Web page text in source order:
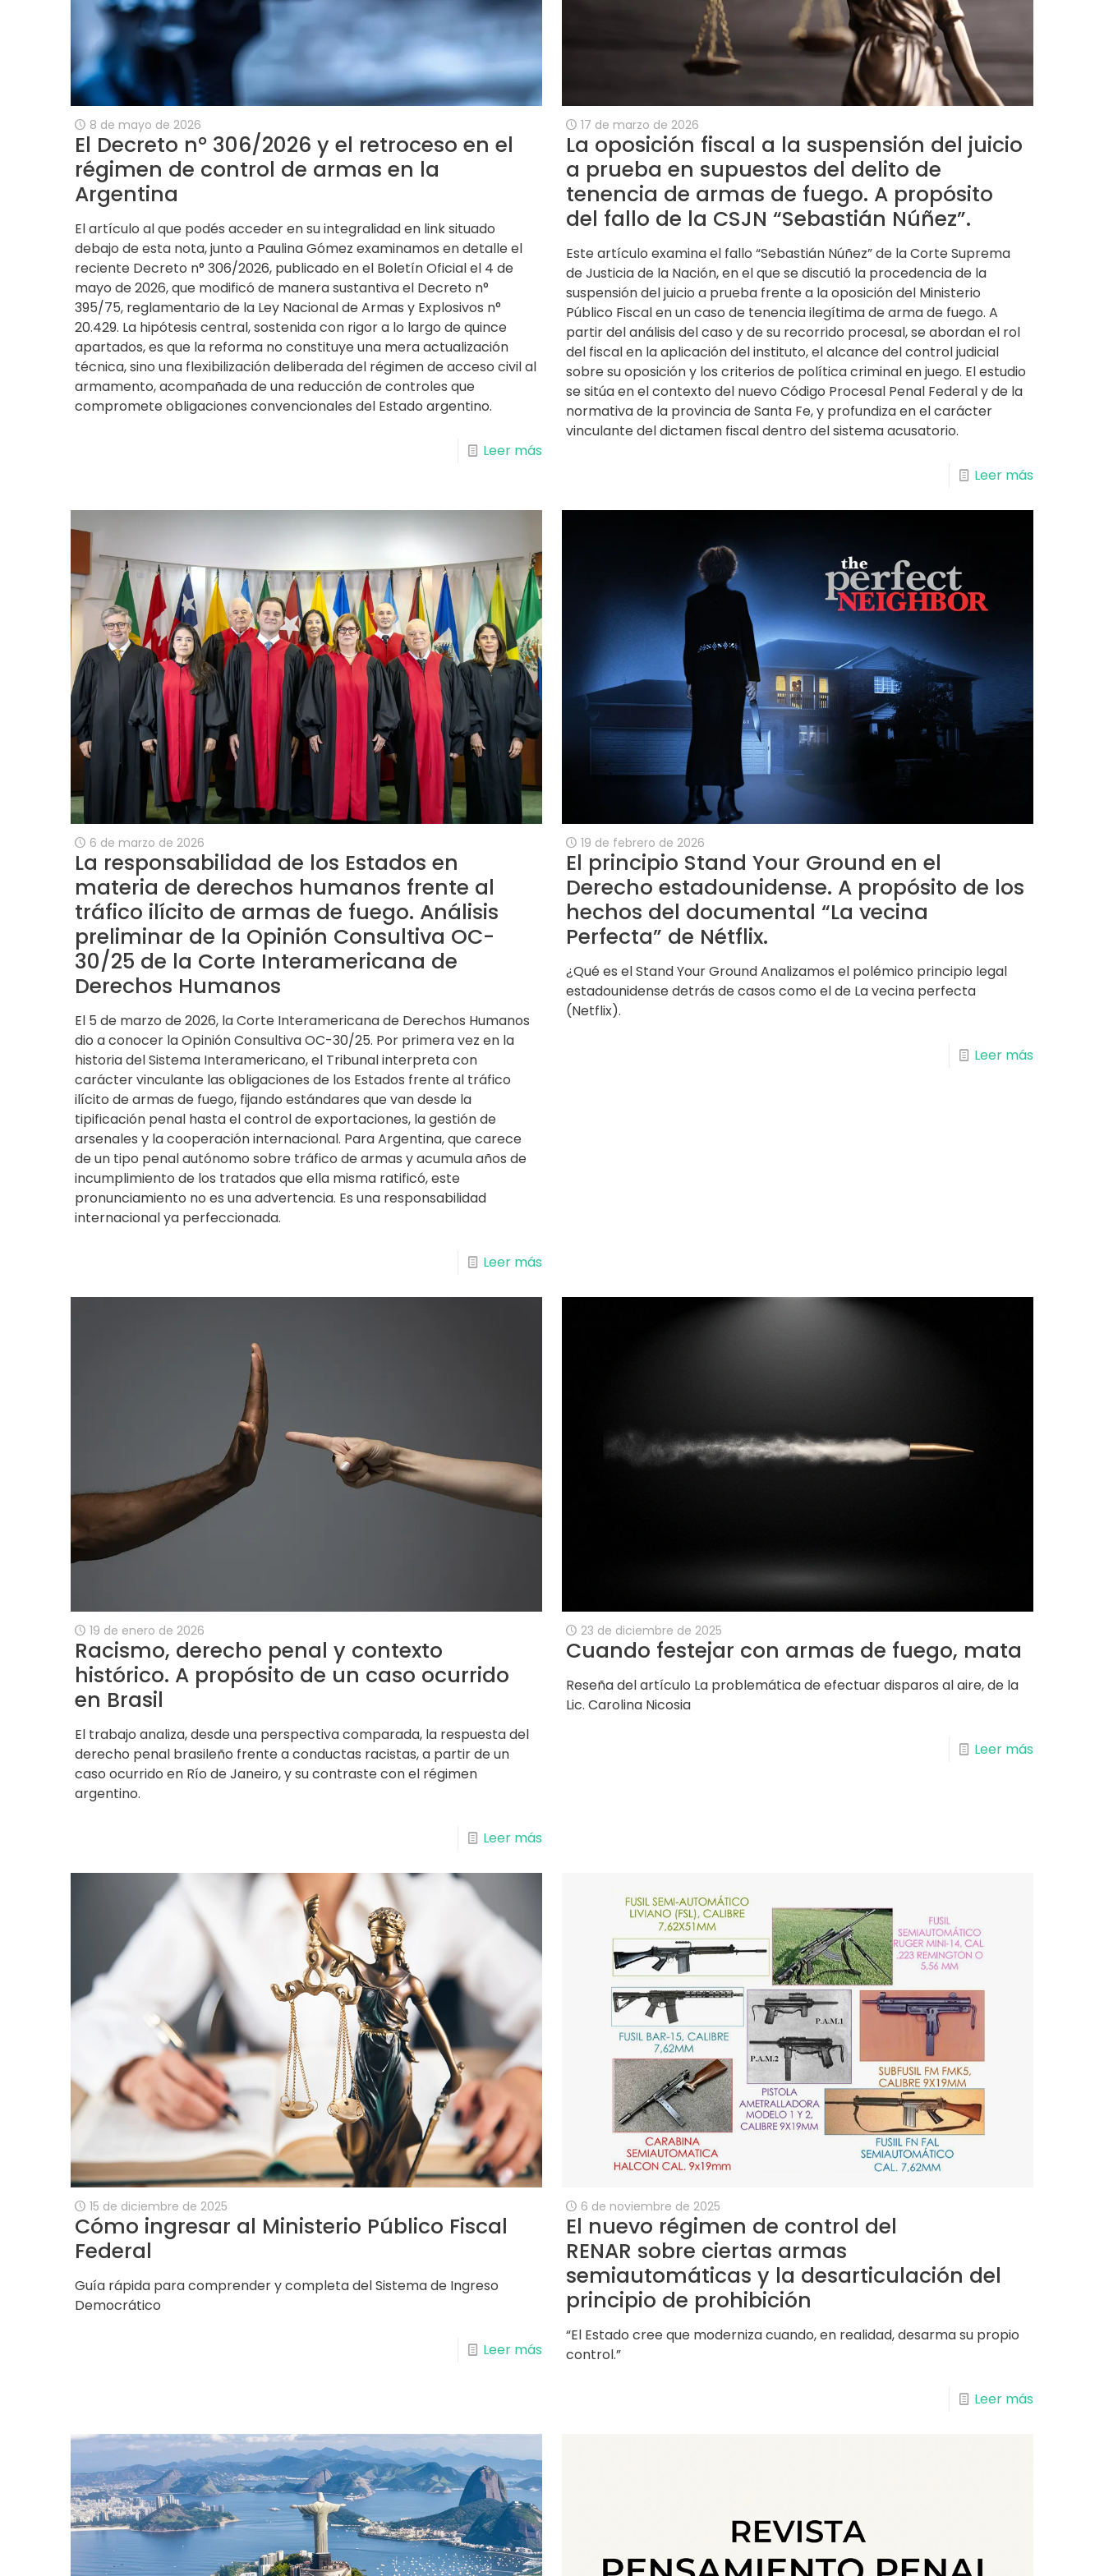
8 de mayo de 2026
El Decreto n° 306/2026 y el retroceso en el
régimen de control de armas en la
Argentina
El artículo al que podés acceder en su integralidad en link situado
debajo de esta nota, junto a Paulina Gómez examinamos en detalle el
reciente Decreto n° 306/2026, publicado en el Boletín Oficial el 4 de
mayo de 2026, que modificó de manera sustantiva el Decreto n°
395/75, reglamentario de la Ley Nacional de Armas y Explosivos n°
20.429. La hipótesis central, sostenida con rigor a lo largo de quince
apartados, es que la reforma no constituye una mera actualización
técnica, sino una flexibilización deliberada del régimen de acceso civil al
armamento, acompañada de una reducción de controles que
compromete obligaciones convencionales del Estado argentino.
Leer más
17 de marzo de 2026
La oposición fiscal a la suspensión del juicio
a prueba en supuestos del delito de
tenencia de armas de fuego. A propósito
del fallo de la CSJN “Sebastián Núñez”.
Este artículo examina el fallo “Sebastián Núñez” de la Corte Suprema
de Justicia de la Nación, en el que se discutió la procedencia de la
suspensión del juicio a prueba frente a la oposición del Ministerio
Público Fiscal en un caso de tenencia ilegítima de arma de fuego. A
partir del análisis del caso y de su recorrido procesal, se abordan el rol
del fiscal en la aplicación del instituto, el alcance del control judicial
sobre su oposición y los criterios de política criminal en juego. El estudio
se sitúa en el contexto del nuevo Código Procesal Penal Federal y de la
normativa de la provincia de Santa Fe, y profundiza en el carácter
vinculante del dictamen fiscal dentro del sistema acusatorio.
Leer más
6 de marzo de 2026
La responsabilidad de los Estados en
materia de derechos humanos frente al
tráfico ilícito de armas de fuego. Análisis
preliminar de la Opinión Consultiva OC-
30/25 de la Corte Interamericana de
Derechos Humanos
El 5 de marzo de 2026, la Corte Interamericana de Derechos Humanos
dio a conocer la Opinión Consultiva OC-30/25. Por primera vez en la
historia del Sistema Interamericano, el Tribunal interpreta con
carácter vinculante las obligaciones de los Estados frente al tráfico
ilícito de armas de fuego, fijando estándares que van desde la
tipificación penal hasta el control de exportaciones, la gestión de
arsenales y la cooperación internacional. Para Argentina, que carece
de un tipo penal autónomo sobre tráfico de armas y acumula años de
incumplimiento de los tratados que ella misma ratificó, este
pronunciamiento no es una advertencia. Es una responsabilidad
internacional ya perfeccionada.
Leer más
19 de febrero de 2026
El principio Stand Your Ground en el
Derecho estadounidense. A propósito de los
hechos del documental “La vecina
Perfecta” de Nétflix.
¿Qué es el Stand Your Ground Analizamos el polémico principio legal
estadounidense detrás de casos como el de La vecina perfecta
(Netflix).
Leer más
19 de enero de 2026
Racismo, derecho penal y contexto
histórico. A propósito de un caso ocurrido
en Brasil
El trabajo analiza, desde una perspectiva comparada, la respuesta del
derecho penal brasileño frente a conductas racistas, a partir de un
caso ocurrido en Río de Janeiro, y su contraste con el régimen
argentino.
Leer más
23 de diciembre de 2025
Cuando festejar con armas de fuego, mata
Reseña del artículo La problemática de efectuar disparos al aire, de la
Lic. Carolina Nicosia
Leer más
15 de diciembre de 2025
Cómo ingresar al Ministerio Público Fiscal
Federal
Guía rápida para comprender y completa del Sistema de Ingreso
Democrático
Leer más
6 de noviembre de 2025
El nuevo régimen de control del
RENAR sobre ciertas armas
semiautomáticas y la desarticulación del
principio de prohibición
“El Estado cree que moderniza cuando, en realidad, desarma su propio
control.”
Leer más